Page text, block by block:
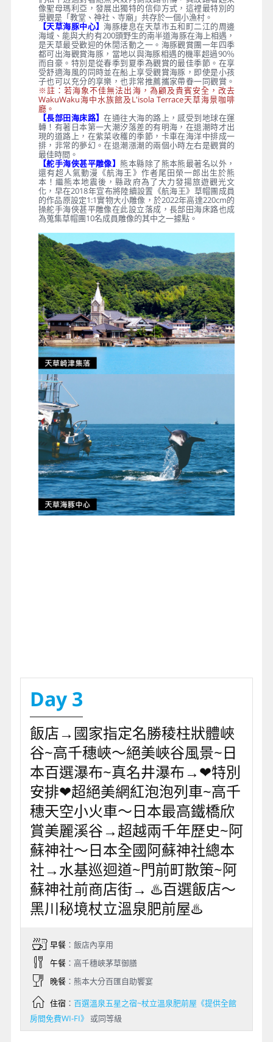
像聖母瑪利亞，發展出獨特的信仰方式，這裡最特別的
景觀是「教堂、神社、寺廟」共存於一個小漁村。
【天草海豚中心】 海豚棲息在天草市五和町二江的周邊
海域、能與大約有200頭野生的南半道海豚在海上相遇，
是天草最受歡迎的休閒活動之一。海豚觀賞團一年四季
都可出海觀賞海豚，當地以與海豚相遇的機率超過90％
而自豪。特別是從春季到夏季為觀賞的最佳季節。在享
受舒適海風的同時並在船上享受觀賞海豚，即使是小孩
子也可以充分的享樂，也非常推薦攜家帶眷一同觀賞。
※註：若海象不佳無法出海，為顧及貴賓安全，改去
WakuWaku海中水族館及L'isola Terrace天草海景咖啡
廳。
【長部田海床路】在通往大海的路上，感受到地球在運
轉！有著日本第一大潮汐落差的有明海，在退潮時才出
現的道路上，在紫菜收穫的季節，卡車在海洋中排成一
排，非常的夢幻。在退潮漲潮的兩個小時左右是觀賞的
最佳時間。
【舵手海俠甚平雕像】 熊本縣除了熊本熊最著名以外，
還有超人氣動漫《航海王》作者尾田榮一郎出生於熊
本！繼熊本地震後，縣政府為了大力發揚旅遊觀光文
化，早在2018年宣布將陸續設置《航海王》草帽團成員
的作品原設定1:1實物大小雕像，於2022年高達220cm的
操舵手海俠甚平雕像在此設立落成，長部田海床路也成
為蒐集草帽團10名成員雕像的其中之一據點。
Day 3
飯店→國家指定名勝稜柱狀體峽
谷~高千穗峽～絕美峽谷風景~日
本百選瀑布~真名井瀑布→❤特別
安排❤超絕美網紅泡泡列車~高千
穗天空小火車～日本最高鐵橋欣
賞美麗溪谷→超越兩千年歷史~阿
蘇神社～日本全國阿蘇神社總本
社→水基巡迴道~門前町散策~阿
蘇神社前商店街→ ♨️百選飯店～
黑川秘境杖立溫泉肥前屋♨️
早餐：飯店內享用
午餐：高千穗峽茅草御膳
晚餐：熊本大分百匯自助饗宴
住宿： 百選溫泉五星之宿~杖立溫泉肥前屋《提供全館
房間免費WI-FI》
或同等級